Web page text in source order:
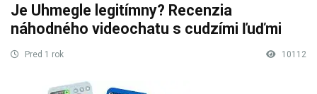
Je Uhmegle legitímny? Recenzia
náhodného videochatu s cudzími ľuďmi
Pred 1 rok 10112